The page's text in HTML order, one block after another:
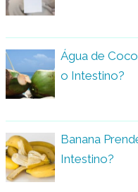
Água de
o Intestino?
Banana
Intestino?